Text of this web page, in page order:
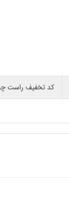
کد تخفیف راست